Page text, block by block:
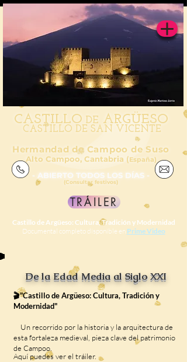
CASTILLO DE ARGÜESO
CASTILLO DE SAN VICENTE
Hermandad de Campoo de Suso
Alto Campoo, Cantabria (España)
- ABIERTO TODOS LOS DÍAS -
(Consultar festivos)
TRÁILER
Castillo de Argüeso: Cultura, Tradición y Modernidad
Documental completo disponible en Prime Video
De la Edad Media al Siglo XXI
🎬"Castillo de Argüeso: Cultura, Tradición y
Modernidad"
Un recorrido por la historia y la arquitectura de
esta fortaleza medieval, pieza clave del patrimonio
de Campoo.
Aquí puedes ver el tráiler.